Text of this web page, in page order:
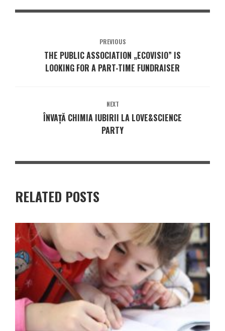
PREVIOUS
THE PUBLIC ASSOCIATION „ECOVISIO” IS
LOOKING FOR A PART-TIME FUNDRAISER
NEXT
ÎNVAŢĂ CHIMIA IUBIRII LA LOVE&SCIENCE
PARTY
RELATED POSTS